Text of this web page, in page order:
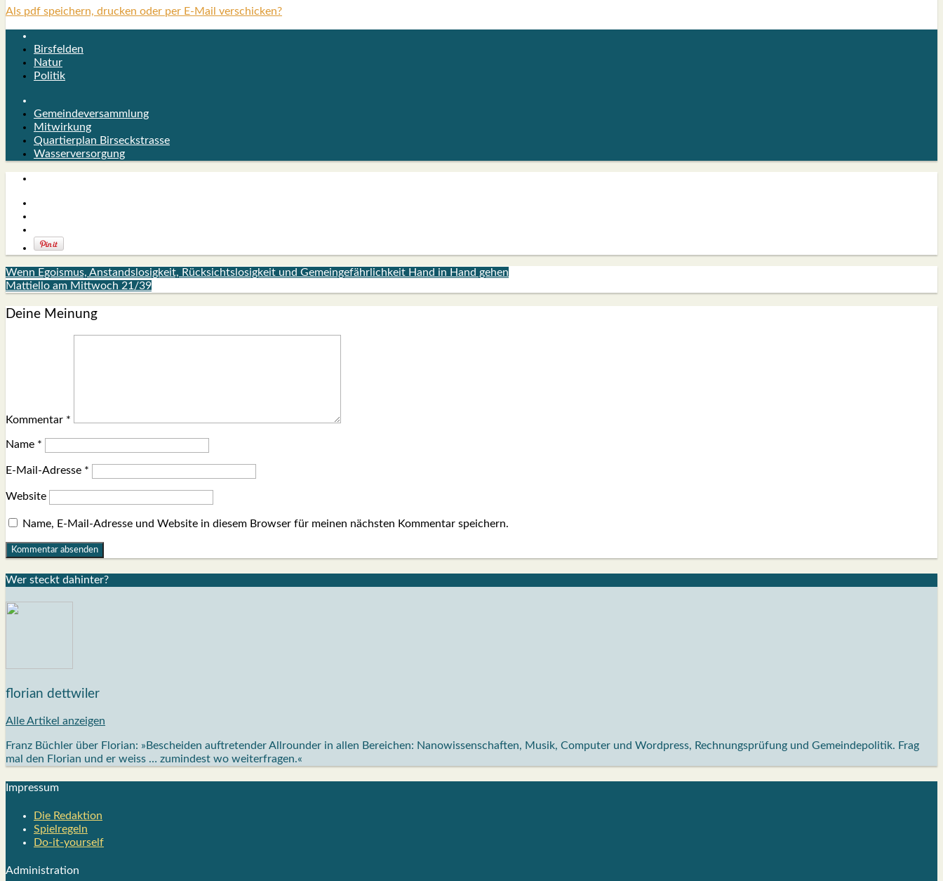
Als pdf speichern, drucken oder per E-Mail verschicken?
Birsfelden
Natur
Politik
Gemeindeversammlung
Mitwirkung
Quartierplan Birseckstrasse
Wasserversorgung
Wenn Egoismus, Anstandslosigkeit, Rücksichtslosigkeit und Gemeingefährlichkeit Hand in Hand gehen
Mattiello am Mittwoch 21/39
Deine Meinung
Kommentar *
Name *
E-Mail-Adresse *
Website
Name, E-Mail-Adresse und Website in diesem Browser für meinen nächsten Kommentar speichern.
Wer steckt dahin­ter?
florian dettwiler
Alle Artikel anzeigen
Franz Büchler über Florian: »Bescheiden auftretender Allrounder in allen Bereichen: Nanowissenschaften, Musik, Computer und Wordpress, Rechnungsprüfung und Gemeindepolitik. Frag
mal den Florian und er weiss … zumindest wo weiterfragen.«
Impres­sum
Die Redak­ti­on
Spiel­re­geln
Do-it-your­s­elf
Admi­nis­tra­ti­on